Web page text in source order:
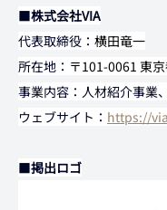
■株式会社VIA
代表取締役： 横田竜一
所在地： 〒101-0061 東
事業内容：人材紹介事業
ウェブサイト： https://
■掲出ロゴ